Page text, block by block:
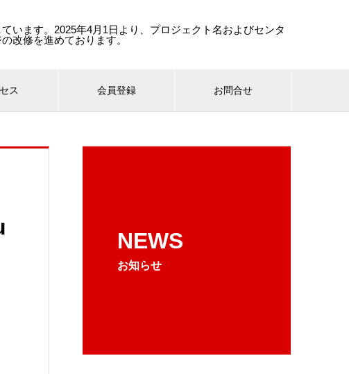
います。2025年4月1日より、プロジェクト名およびセンタ
改修を進めております。
ス 会員登録 お問合せ
NEWS
お知らせ